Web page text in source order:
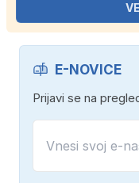
E-NOVICE
Prijavi se na